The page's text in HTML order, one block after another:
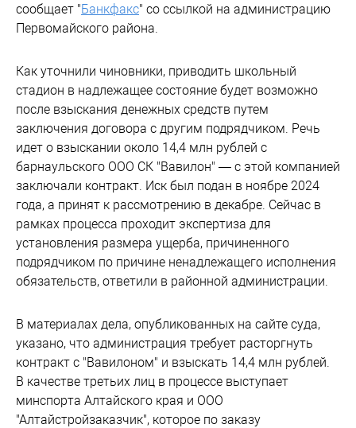
сообщает "Банкфакс" со ссылкой на администрацию
Первомайского района.
Как уточнили чиновники, приводить школьный
стадион в надлежащее состояние будет возможно
после взыскания денежных средств путем
заключения договора с другим подрядчиком. Речь
идет о взыскании около 14,4 млн рублей с
барнаульского ООО СК "Вавилон" — с этой компанией
заключали контракт. Иск был подан в ноябре 2024
года, а принят к рассмотрению в декабре. Сейчас в
рамках процесса проходит экспертиза для
установления размера ущерба, причиненного
подрядчиком по причине ненадлежащего исполнения
обязательств, ответили в районной администрации.
В материалах дела, опубликованных на сайте суда,
указано, что администрация требует расторгнуть
контракт с "Вавилоном" и взыскать 14,4 млн рублей.
В качестве третьих лиц в процессе выступает
минспорта Алтайского края и ООО
"Алтайстройзаказчик", которое по заказу